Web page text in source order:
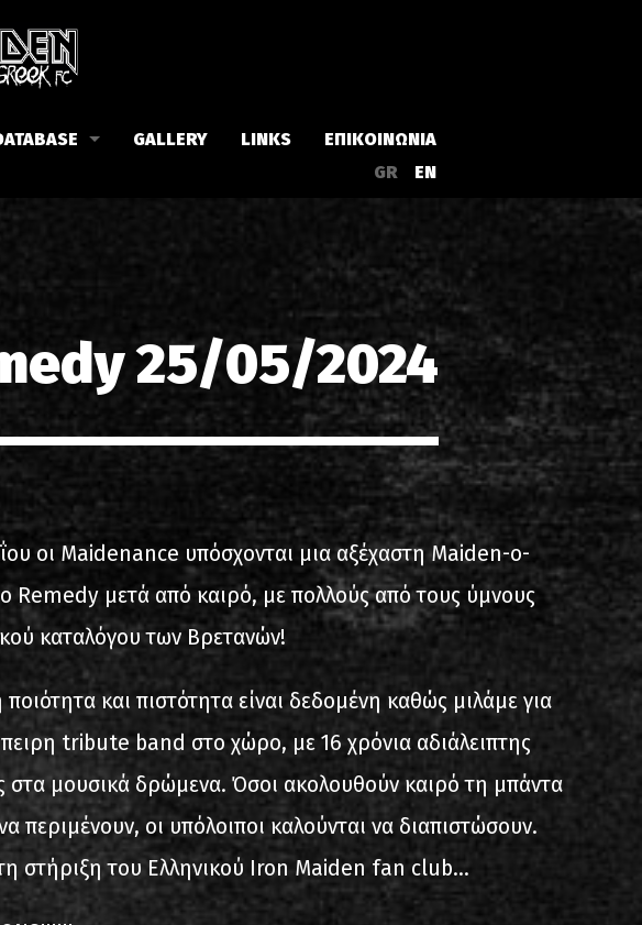
Νέα Φιλαδέλφεια
Λυκαβηττός
Κοσμάς
Μαλακάσα
Μαλακάσα
Μαλακάσα
Μαλακάσα
Στάδιο
Δισκογραφία
Singles
Συλλογές
Live
Λίστα ηχογραφήσεων
Κριτικές
Αρθρογραφία
GALLERY LINKS
ΕΠΙΚΟΙΝΩΝΙΑ
GR
EN
25/05/2024
οι Maidenance υπόσχονται μια αξέχαστη Maiden-ο-
Remedy μετά από καιρό, με πολλούς από τους ύμνους
καταλόγου των Βρετανών!
και πιστότητα είναι δεδομένη καθώς μιλάμε για
tribute band στο χώρο, με 16 χρόνια αδιάλειπτης
στα μουσικά δρώμενα. Όσοι ακολουθούν καιρό τη μπάντα
περιμένουν, οι υπόλοιποι καλούνται να διαπιστώσουν.
στήριξη του Ελληνικού Iron Maiden fan club...